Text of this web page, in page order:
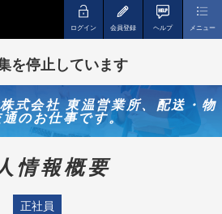
ログイン 会員登録 ヘルプ メニュー
を停止しています
式会社 東温営業所、配送・物
のお仕事です。
情報概要
正社員